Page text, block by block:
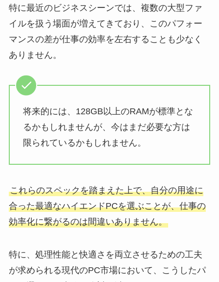
特に最近のビジネスシーンでは、複数の大型ファ
イルを扱う場面が増えてきており、このパフォー
マンスの差が仕事の効率を左右することも少なく
ありません。
将来的には、128GB以上のRAMが標準とな
るかもしれませんが、今はまだ必要な方は
限られているかもしれません。
これらのスペックを踏まえた上で、自分の用途に
合った最適なハイエンドPCを選ぶことが、仕事の
効率化に繋がるのは間違いありません。
特に、処理性能と快適さを両立させるための工夫
が求められる現代のPC市場において、こうしたパ